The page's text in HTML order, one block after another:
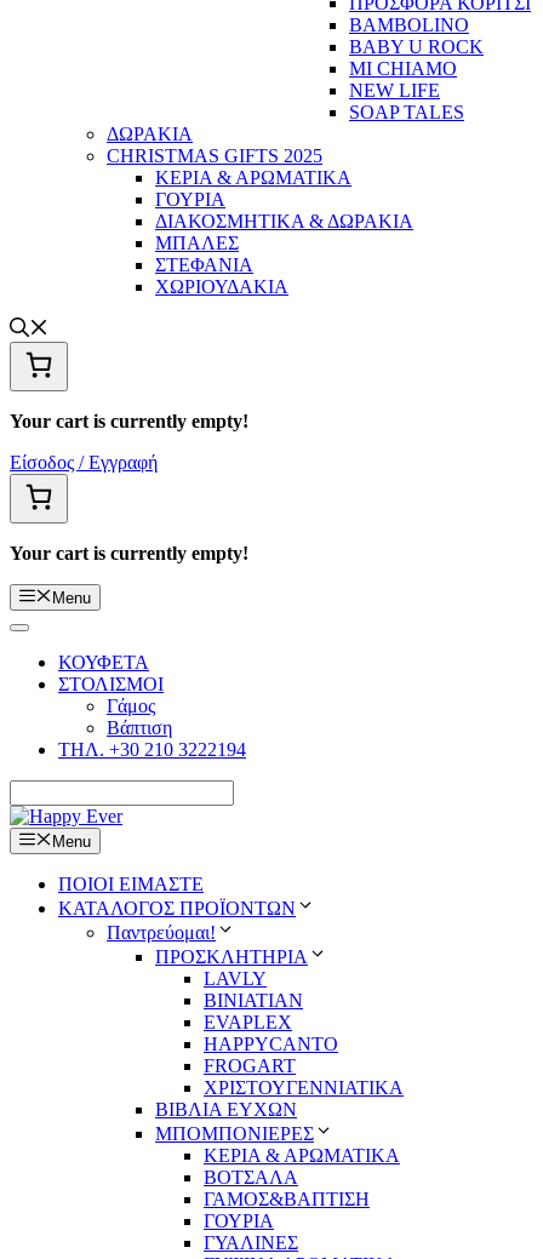
BAMBOLINO
BABY U ROCK
MI CHIAMO
NEW LIFE
SOAP TALES
ΔΩΡΑΚΙΑ
CHRISTMAS GIFTS 2025
ΚΕΡΙΑ & ΑΡΩΜΑΤΙΚΑ
ΓΟΥΡΙΑ
ΔΙΑΚΟΣΜΗΤΙΚΑ & ΔΩΡΑΚΙΑ
ΜΠΑΛΕΣ
ΣΤΕΦΑΝΙΑ
ΧΩΡΙΟΥΔΑΚΙΑ
Your cart is currently empty!
Είσοδος / Εγγραφή
Your cart is currently empty!
Menu
ΚΟΥΦΕΤΑ
ΣΤΟΛΙΣΜΟΙ
Γάμος
Βάπτιση
ΤΗΛ. +30 210 3222194
Menu
ΠΟΙΟΙ ΕΙΜΑΣΤΕ
ΚΑΤΑΛΟΓΟΣ ΠΡΟΪΟΝΤΩΝ
Παντρεύομαι!
ΠΡΟΣΚΛΗΤΗΡΙΑ
LAVLY
BINIATIAN
EVAPLEX
HAPPYCANTO
FROGART
ΧΡΙΣΤΟΥΓΕΝΝΙΑΤΙΚΑ
ΒΙΒΛΙΑ ΕΥΧΩΝ
ΜΠΟΜΠΟΝΙΕΡΕΣ
ΚΕΡΙΑ & ΑΡΩΜΑΤΙΚΑ
ΒΟΤΣΑΛΑ
ΓΑΜΟΣ&ΒΑΠΤΙΣΗ
ΓΟΥΡΙΑ
ΓΥΑΛΙΝΕΣ